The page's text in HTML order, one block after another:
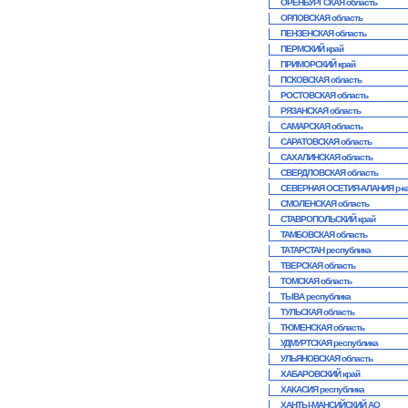
ОРЕНБУРГСКАЯ область
ОРЛОВСКАЯ область
ПЕНЗЕНСКАЯ область
ПЕРМСКИЙ край
ПРИМОРСКИЙ край
ПСКОВСКАЯ область
РОСТОВСКАЯ область
РЯЗАНСКАЯ область
САМАРСКАЯ область
САРАТОВСКАЯ область
САХАЛИНСКАЯ область
СВЕРДЛОВСКАЯ область
СЕВЕРНАЯ ОСЕТИЯ-АЛАНИЯ р-
СМОЛЕНСКАЯ область
СТАВРОПОЛЬСКИЙ край
ТАМБОВСКАЯ область
ТАТАРСТАН республика
ТВЕРСКАЯ область
ТОМСКАЯ область
ТЫВА республика
ТУЛЬСКАЯ область
ТЮМЕНСКАЯ область
УДМУРТСКАЯ республика
УЛЬЯНОВСКАЯ область
ХАБАРОВСКИЙ край
ХАКАСИЯ республика
ХАНТЫ-МАНСИЙСКИЙ АО